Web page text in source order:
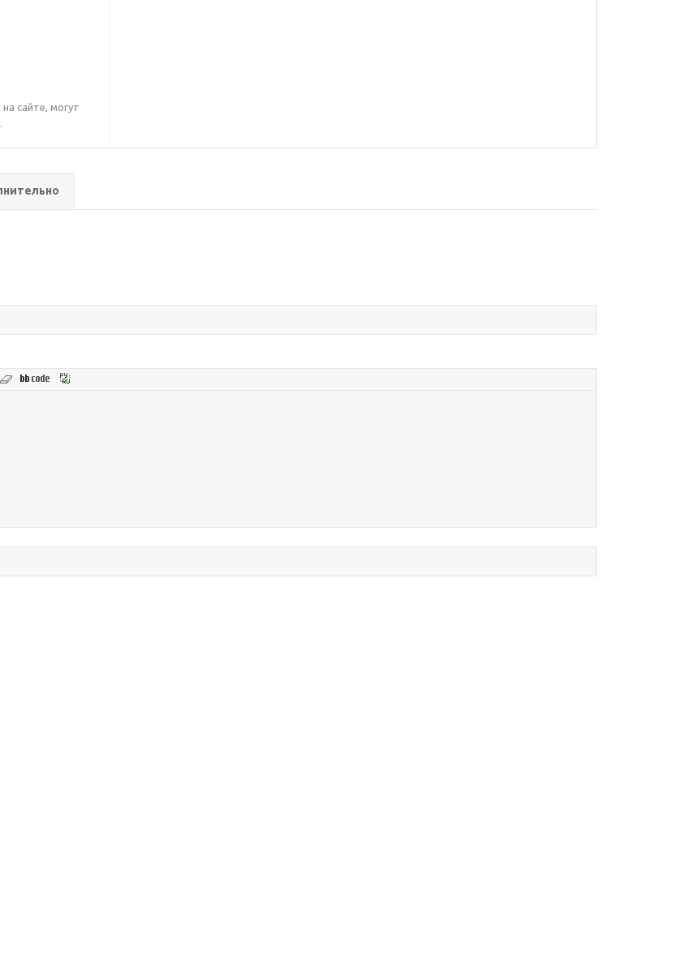
сайте, могут